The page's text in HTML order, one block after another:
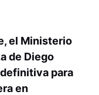
el Ministerio
de Diego
para
en